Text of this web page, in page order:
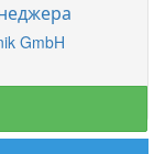
GmbH